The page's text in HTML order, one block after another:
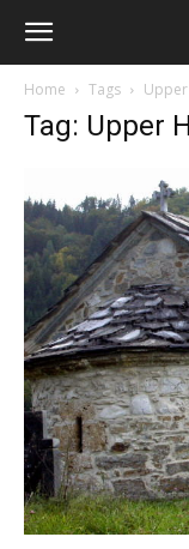
Home Tags
Tag: Upper